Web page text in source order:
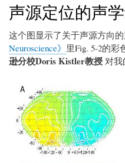
屑
声源定位的声
这个图显示了关于声源方向
Neuroscience》 里Fig. 5-2的彩
逊分校Doris Kistler教授 对我